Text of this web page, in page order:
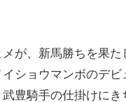
が、新馬勝ちを果た
ショウマンボのデビ
豊騎手の仕掛けに